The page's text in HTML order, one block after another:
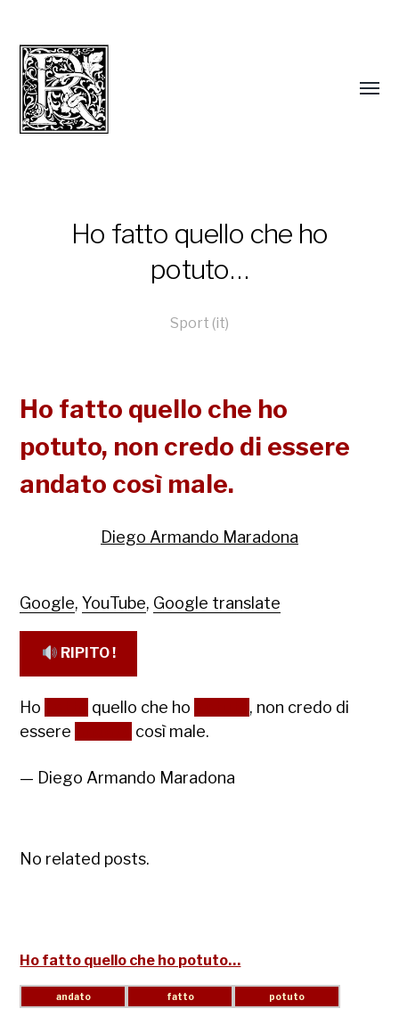
Ho fatto quello che ho
potuto…
Sport (it)
Ho fatto quello che ho
potuto, non credo di essere
andato così male.
Diego Armando Maradona
Google,YouTube, Google translate
RIPITO !
Ho quello che ho
, non credo di
essere
così male.
— Diego Armando Maradona
No related posts.
Ho fatto quello che ho potuto…